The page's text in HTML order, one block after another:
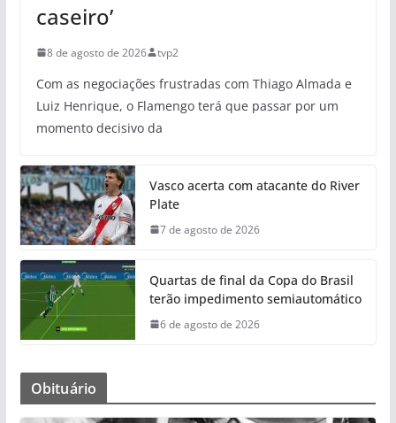
caseiro’
8 de agosto de 2026 tvp2
Com as negociações frustradas com Thiago Almada e
Luiz Henrique, o Flamengo terá que passar por um
momento decisivo da
Vasco acerta com atacante do River
Plate
7 de agosto de 2026
Quartas de final da Copa do Brasil
terão impedimento semiautomático
6 de agosto de 2026
Obituário